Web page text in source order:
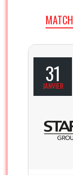
31
JANVIER